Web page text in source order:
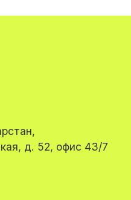
д. 52, офис 43/7